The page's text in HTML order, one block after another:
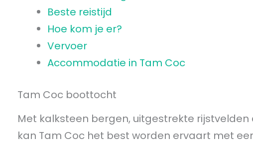
Beste reistijd
Hoe kom je er?
Vervoer
Accommodatie in Tam Coc
Tam Coc boottocht
Met kalksteen bergen, uitgestrekte
kan Tam Coc het best worden ervaart met